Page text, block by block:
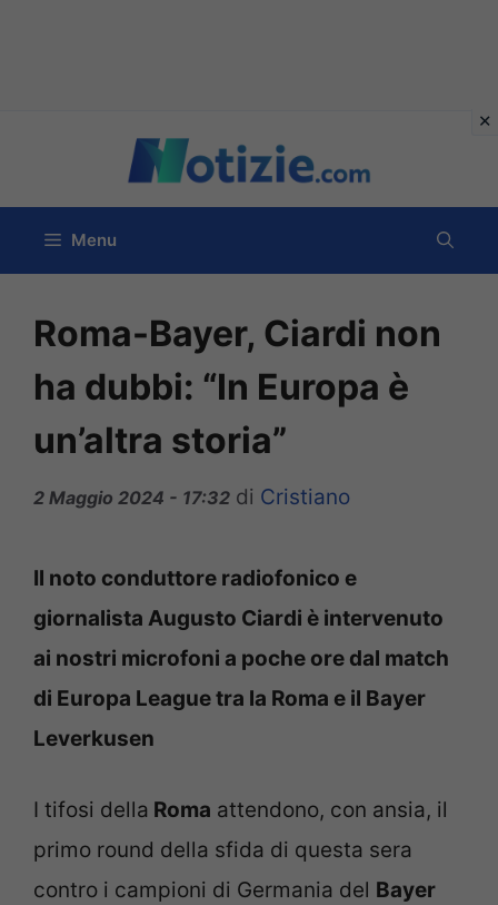
contenuto
Menu
Roma-Bayer, Ciardi non
ha dubbi: “In Europa è
un’altra storia”
2 Maggio 2024 - 17:32 di Cristiano
Il noto conduttore radiofonico e
giornalista Augusto Ciardi è intervenuto
ai nostri microfoni a poche ore dal match
di Europa League tra la Roma e il Bayer
Leverkusen
I tifosi della Roma attendono, con ansia, il
primo round della sfida di questa sera
contro i campioni di Germania del Bayer